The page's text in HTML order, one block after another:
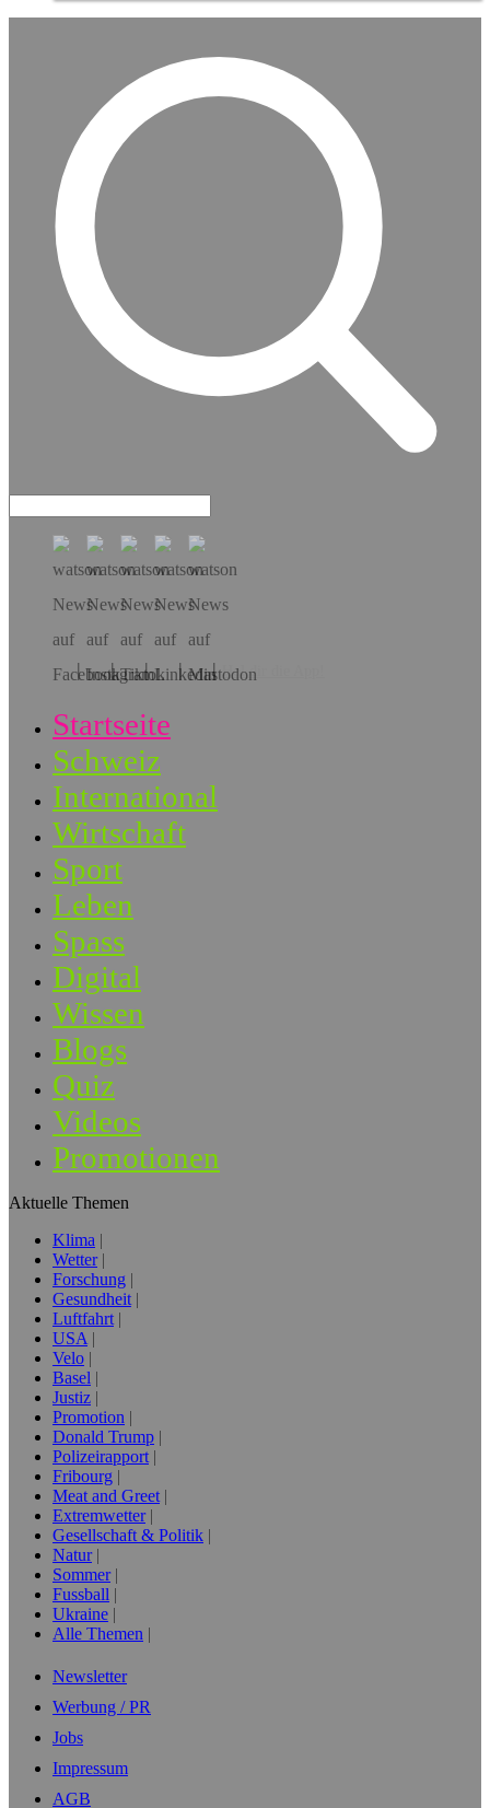
Hol dir die App!
Startseite
Schweiz
International
Wirtschaft
Sport
Leben
Spass
Digital
Wissen
Blogs
Quiz
Videos
Promotionen
Aktuelle Themen
Klima
Wetter
Forschung
Gesundheit
Luftfahrt
USA
Velo
Basel
Justiz
Promotion
Donald Trump
Polizeirapport
Fribourg
Meat and Greet
Extremwetter
Gesellschaft & Politik
Natur
Sommer
Fussball
Ukraine
Alle Themen
Newsletter
Werbung / PR
Jobs
Impressum
AGB